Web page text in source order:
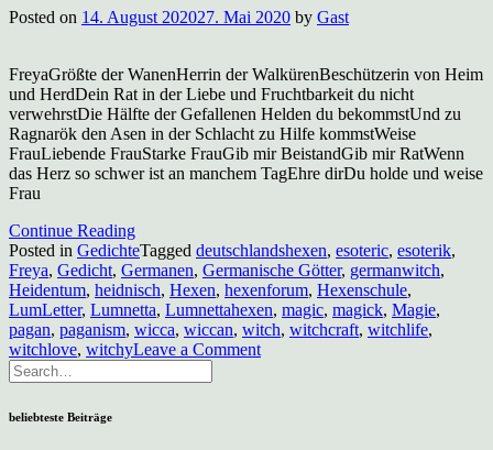
Posted on 14. August 202027. Mai 2020 by Gast
FreyaGrößte der WanenHerrin der WalkürenBeschützerin von Heim
und HerdDein Rat in der Liebe und Fruchtbarkeit du nicht
verwehrstDie Hälfte der Gefallenen Helden du bekommstUnd zu
Ragnarök den Asen in der Schlacht zu Hilfe kommstWeise
FrauLiebende FrauStarke FrauGib mir BeistandGib mir RatWenn
das Herz so schwer ist an manchem TagEhre dirDu holde und weise
Frau
Continue Reading
Posted in GedichteTagged deutschlandshexen, esoteric, esoterik,
Freya, Gedicht, Germanen, Germanische Götter, germanwitch,
Heidentum, heidnisch, Hexen, hexenforum, Hexenschule,
LumLetter, Lumnetta, Lumnettahexen, magic, magick, Magie,
pagan, paganism, wicca, wiccan, witch, witchcraft, witchlife,
witchlove, witchyLeave a Commenton
beliebteste Beiträge